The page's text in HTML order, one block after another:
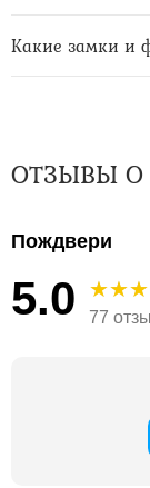
Какие замки и
ОТЗЫВЫ О
Пождвери
5.0 77